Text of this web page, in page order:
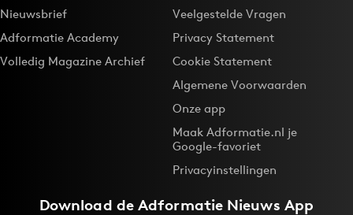
Nieuwsbrief
Adformatie Academy
Volledig Magazine Archief
Veelgestelde Vragen
Privacy Statement
Cookie Statement
Algemene Voorwaarden
Onze app
Maak Adformatie.nl je
Google-favoriet
Privacyinstellingen
Download deAdformatie Nieuws App